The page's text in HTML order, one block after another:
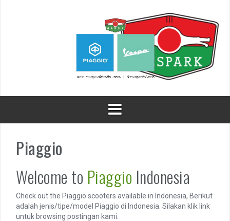
Piaggio
Welcome to Piaggio Indonesia
Check out the Piaggio scooters available in Indonesia, Berikut
adalah jenis/tipe/model Piaggio di Indonesia. Silakan klik link
untuk browsing postingan kami.